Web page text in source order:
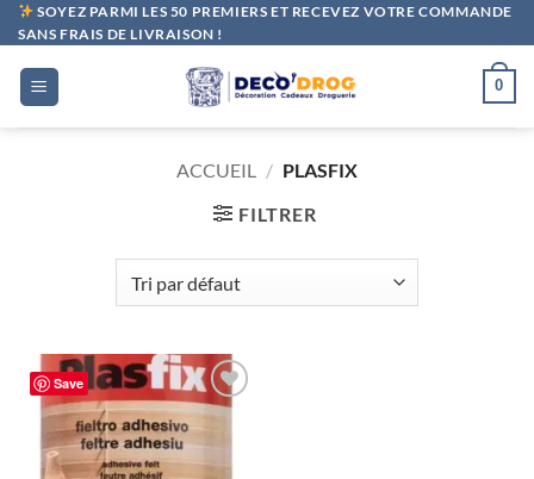
Passer
au
contenu
SOYEZ PARMI LES 50 PREMIERS ET RECEVEZ VOTRE COMMANDE
SANS FRAIS DE LIVRAISON !
0
ACCUEIL / PLASFIX
FILTRER
Save